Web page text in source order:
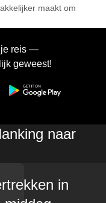
maakt om
je reis —
geweest!
naar
in